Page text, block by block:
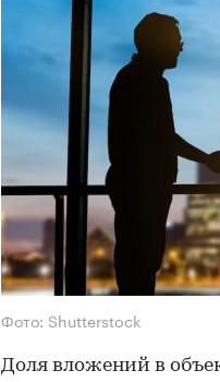
Фото: Shutterstock
Доля вложений в